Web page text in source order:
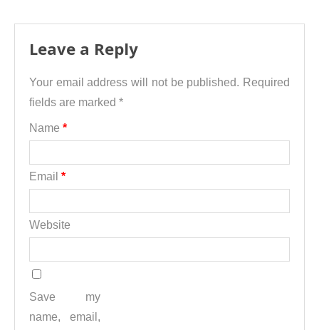
Leave a Reply
Your email address will not be published. Required
fields are marked *
Name *
Email *
Website
Save my
name, email,